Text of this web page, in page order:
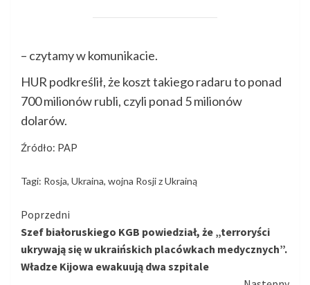
– czytamy w komunikacie.
HUR podkreślił, że koszt takiego radaru to ponad
700 milionów rubli, czyli ponad 5 milionów
dolarów.
Źródło: PAP
Tagi: Rosja, Ukraina, wojna Rosji z Ukrainą
Kontynuuj
czytanie
Poprzedni
Szef białoruskiego KGB powiedział, że „terroryści
ukrywają się w ukraińskich placówkach medycznych”.
Władze Kijowa ewakuują dwa szpitale